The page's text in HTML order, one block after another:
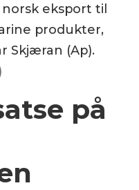
eksport til
produkter,
Skjæran (Ap).
på